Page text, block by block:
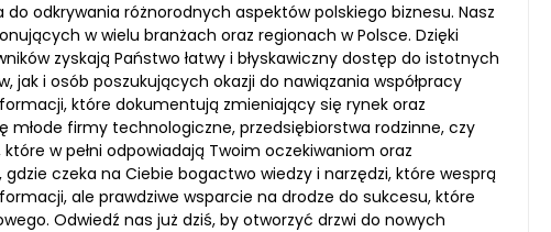
odkrywania różnorodnych aspektów polskiego biznesu. Nasz
w wielu branżach oraz regionach w Polsce. Dzięki
zyskają Państwo łatwy i błyskawiczny dostęp do istotnych
i osób poszukujących okazji do nawiązania współpracy
które dokumentują zmieniający się rynek oraz
młode firmy technologiczne, przedsiębiorstwa rodzinne, czy
w pełni odpowiadają Twoim oczekiwaniom oraz
czeka na Ciebie bogactwo wiedzy i narzędzi, które wesprą
ale prawdziwe wsparcie na drodze do sukcesu, które
Odwiedź nas już dziś, by otworzyć drzwi do nowych